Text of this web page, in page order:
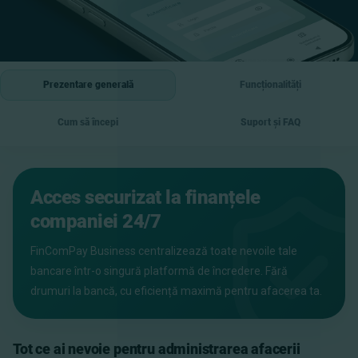
Prezentare generală Funcționalități
Cum să începi Suport și FAQ
Acces securizat la finanțele
companiei 24/7
FinComPay Business centralizează toate nevoile tale
bancare într-o singură platformă de încredere. Fără
drumuri la bancă, cu eficiență maximă pentru afacerea ta.
Tot ce ai nevoie pentru administrarea afacerii